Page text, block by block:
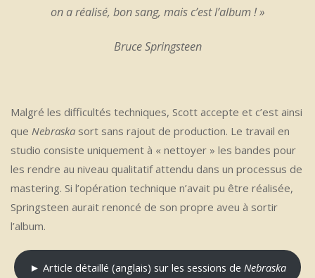
on a réalisé, bon sang, mais c’est l’album ! »
Bruce Springsteen
Malgré les difficultés techniques, Scott accepte et c’est ainsi
que Nebraska sort sans rajout de production. Le travail en
studio consiste uniquement à « nettoyer » les bandes pour
les rendre au niveau qualitatif attendu dans un processus de
mastering. Si l’opération technique n’avait pu être réalisée,
Springsteen aurait renoncé de son propre aveu à sortir
l’album.
► Article détaillé (anglais) sur les sessions de Nebraska